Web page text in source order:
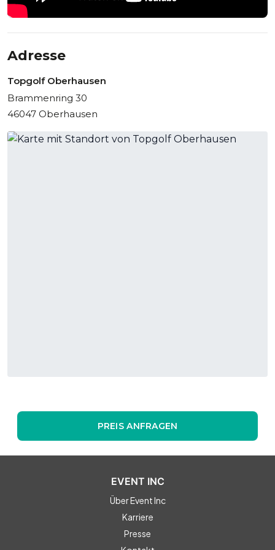
Topgolf Oberhausen - Gebäude
Adresse
Topgolf Oberhausen
Brammenring 30
46047 Oberhausen
PREIS ANFRAGEN
EVENT INC
Über Event Inc
Karriere
Presse